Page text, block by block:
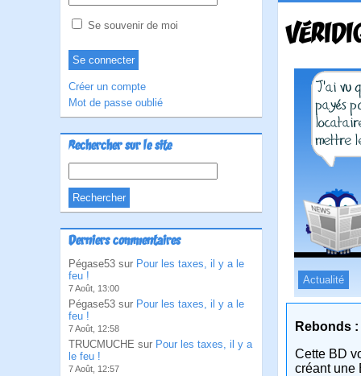
Se souvenir de moi
Créer un compte
Mot de passe oublié
Rechercher sur le site
Derniers commentaires
Pégase53 sur Pour les taxes, il y a le
feu !
7 Août, 13:00
Pégase53 sur Pour les taxes, il y a le
feu !
7 Août, 12:58
TRUCMUCHE sur Pour les taxes, il y a
le feu !
7 Août, 12:57
Actualité
Rebonds :
Cette BD
créant une